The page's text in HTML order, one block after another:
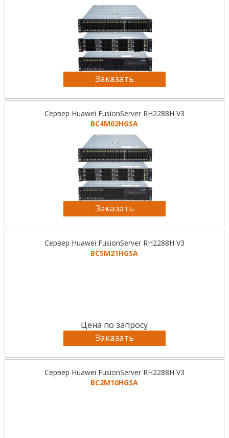
Цена по запросу
Заказать
Сервер Huawei FusionServer RH2288H V3
BC4M02HGSA
Цена по запросу
Заказать
Сервер Huawei FusionServer RH2288H V3
BC5M21HGSA
Цена по запросу
Заказать
Сервер Huawei FusionServer RH2288H V3
BC2M10HGSA